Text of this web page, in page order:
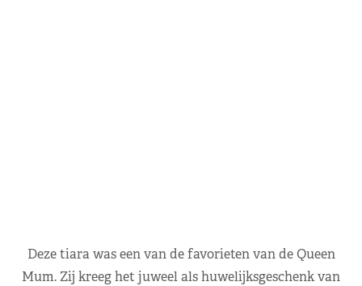
Deze tiara was een van de favorieten van de Queen
Mum. Zij kreeg het juweel als huwelijksgeschenk van